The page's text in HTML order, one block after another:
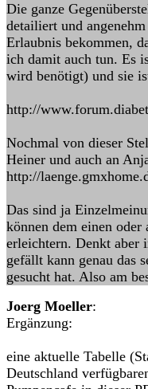
Die ganze
detailiert und
Erlaubnis bekommen,
ich damit auch tun. Es
wird benötigt) und sie
http://
Nochmal von dieser
Heiner und auch an
http://
Das sind ja
können dem einen oder
erleichtern. Denkt aber
gefällt kann genau das
gesucht hat. Also am
Joerg Moeller:
Ergänzung:
eine aktuelle Tabelle
Deutschland